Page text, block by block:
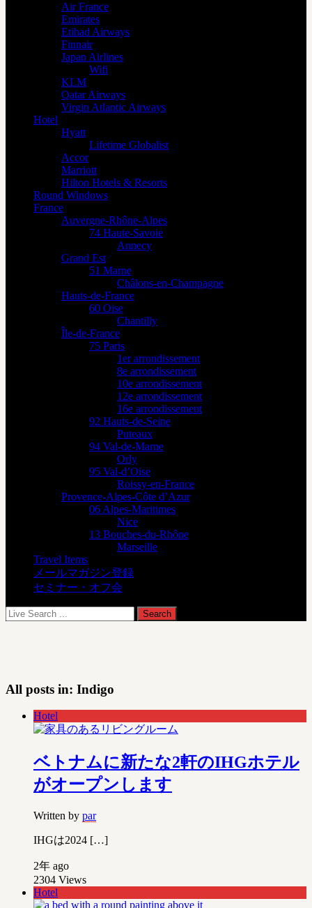
Air France
Emirates
Etihad Airways
Finnair
Japan Airlines
Wifi
KLM
Qatar Airways
Virgin Atlantic Airways
Hotel
Hyatt
Lifetime Globalist
Accor
Marriott
Hilton Hotels & Resorts
Round Windows
France
Auvergne-Rhône-Alpes
74 Haute-Savoie
Annecy
Grand Est
51 Marne
Châlons-en-Champagne
Hauts-de-France
60 Oise
Chantilly
Île-de-France
75 Paris
1er arrondissement
8e arrondissement
10e arrondissement
12e arrondissement
16e arrondissement
92 Hauts-de-Seine
Puteaux
94 Val-de-Marne
Orly
95 Val-d’Oise
Roissy-en-France
Provence-Alpes-Côte d’Azur
06 Alpes-Maritimes
Nice
13 Bouches-du-Rhône
Marseille
Travel Items
メールマガジン登録
セミナー・オフ会
All posts in: Indigo
Hotel
ベトナムに新たな2軒のIHGホテル
がオープンします
Written by par
IHGは2024 […]
2年 ago
2304 Views
Hotel